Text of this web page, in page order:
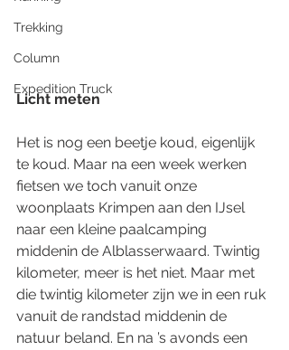
Trekking
Column
Expedition Truck
Licht meten
Het is nog een beetje koud, eigenlijk
te koud. Maar na een week werken
fietsen we toch vanuit onze
woonplaats Krimpen aan den IJsel
naar een kleine paalcamping
middenin de Alblasserwaard. Twintig
kilometer, meer is het niet. Maar met
die twintig kilometer zijn we in een ruk
vanuit de randstad middenin de
natuur beland. En na ’s avonds een